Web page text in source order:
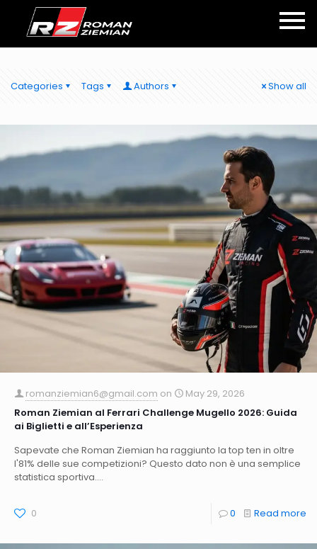
Categories Tags Authors Show all
romanziemian6@gmail.com on
May 29, 2026
Roman Ziemian al Ferrari Challenge Mugello 2026: Guida
ai Biglietti e all’Esperienza
Sapevate che Roman Ziemian ha raggiunto la top ten in oltre
l'81% delle sue competizioni? Questo dato non è una semplice
statistica sportiva....
0 0 Read more